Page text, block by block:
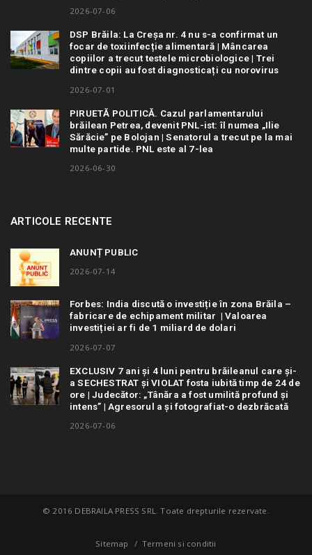
2026-07-06
DSP Brăila: La Creșa nr. 4 nu s-a confirmat un
focar de toxiinfecție alimentară | Mâncarea
copiilor a trecut testele microbiologice | Trei
dintre copii au fost diagnosticați cu norovirus
2026-07-01
PIRUETĂ POLITICĂ. Cazul parlamentarului
brăilean Petrea, devenit PNL-ist: îl numea „Ilie
Sărăcie” pe Bolojan | Senatorul a trecut pe la mai
multe partide. PNL este al 7-lea
2026-06-30
ARTICOLE RECENTE
ANUNȚ PUBLIC
2026-07-14
Forbes: India discută o investiție în zona Brăila –
fabricare de echipament militar | Valoarea
investiției ar fi de 1 miliard de dolari
2026-07-07
EXCLUSIV 7 ani și 4 luni pentru brăileanul care și-
a SECHESTRAT și VIOLAT fosta iubită timp de 24 de
ore | Judecător: „Tânăra a fost umilită profund și
intens” | Agresorul a și fotografiat-o dezbrăcată
2026-07-06
© 2016 DEBRAILA PRESS SRL. Toate drepturile rezervate.
Sitemap Termeni si conditii